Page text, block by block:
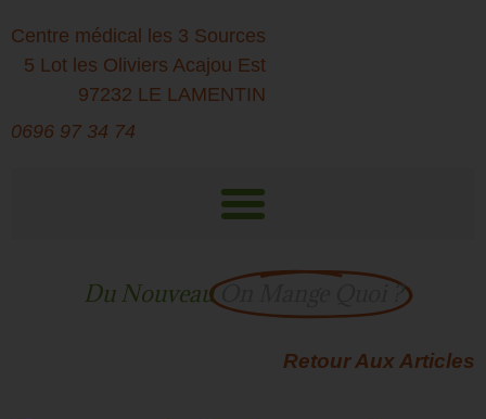
Centre médical les 3 Sources
5 Lot les Oliviers Acajou Est
97232 LE LAMENTIN
0696 97 34 74
Du NouveauOn Mange Quoi ?
Retour Aux Articles